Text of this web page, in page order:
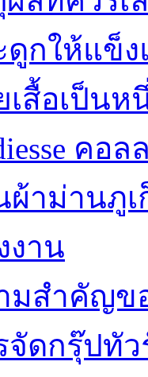
ดูกให้แข็ง
เสื้อเป็น
คอ
ผ้าม่านภู
งาน
มสำคัญข
จัดกรุ๊ปทั